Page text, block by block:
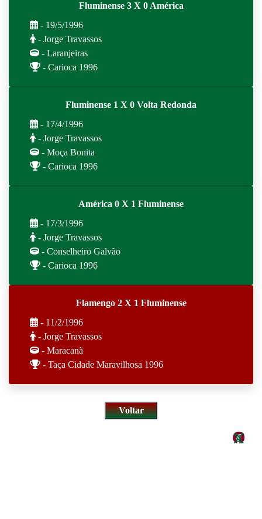
Fluminense 3 X 0 América
- 19/5/1996
- Jorge Travassos
- Laranjeiras
- Carioca 1996
Fluminense 1 X 0 Volta Redonda
- 17/4/1996
- Jorge Travassos
- Moça Bonita
- Carioca 1996
América 0 X 1 Fluminense
- 17/3/1996
- Jorge Travassos
- Conselheiro Galvão
- Carioca 1996
Flamengo 2 X 1 Fluminense
- 11/2/1996
- Jorge Travassos
- Maracanã
- Taça Cidade Maravilhosa 1996